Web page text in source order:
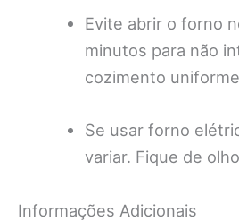
Evite abrir o forno
minutos para não
cozimento
Se usar forno
variar. Fique de
Informações Adicionais